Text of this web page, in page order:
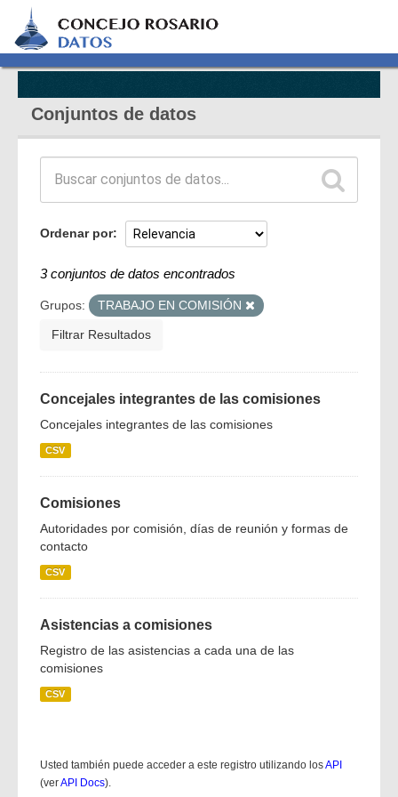
Conjuntos de datos
Ordenar por
3 conjuntos de datos encontrados
Grupos: TRABAJO EN COMISIÓN
Filtrar Resultados
Concejales integrantes de las comisiones
Concejales integrantes de las comisiones
CSV
Comisiones
Autoridades por comisión, días de reunión y formas de
contacto
CSV
Asistencias a comisiones
Registro de las asistencias a cada una de las
comisiones
CSV
Usted también puede acceder a este registro utilizando losAPI
(verAPI Docs).